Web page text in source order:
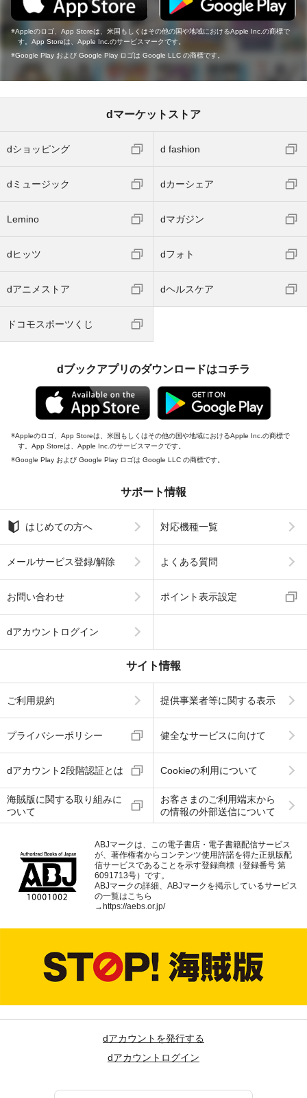
Appleのロゴ、App Storeは、米国もしくはその他の国や地域におけるApple Inc.の商標で
す。App Storeは、Apple Inc.のサービスマークです。
Google Play および Google Play ロゴは Google LLC の商標です。
dマーケットストア
dショッピング d fashion
dミュージック dカーシェア
Lemino dマガジン
dヒッツ dフォト
dアニメストア dヘルスケア
ドコモスポーツくじ
dブックアプリのダウンロードはコチラ
Appleのロゴ、App Storeは、米国もしくはその他の国や地域におけるApple Inc.の商標で
す。App Storeは、Apple Inc.のサービスマークです。
Google Play および Google Play ロゴは Google LLC の商標です。
サポート情報
はじめての方へ 対応機種一覧
メールサービス登録/解除 よくある質問
お問い合わせ ポイント表示設定
dアカウントログイン
サイト情報
ご利用規約 提供事業者等に関する表示
プライバシーポリシー 健全なサービスに向けて
dアカウント2段階認証とは Cookieの利用について
海賊版に関する取り組みに
ついて
お客さまのご利用端末から
の情報の外部送信について
ABJマークは、この電子書店・電子書籍配信サービス
が、著作権者からコンテンツ使用許諾を得た正規版配
信サービスであることを示す登録商標（登録番号 第
6091713号）です。
ABJマークの詳細、ABJマークを掲示しているサービス
の一覧はこちら
→ https://aebs.or.jp/
dアカウントを発行する
dアカウントログイン